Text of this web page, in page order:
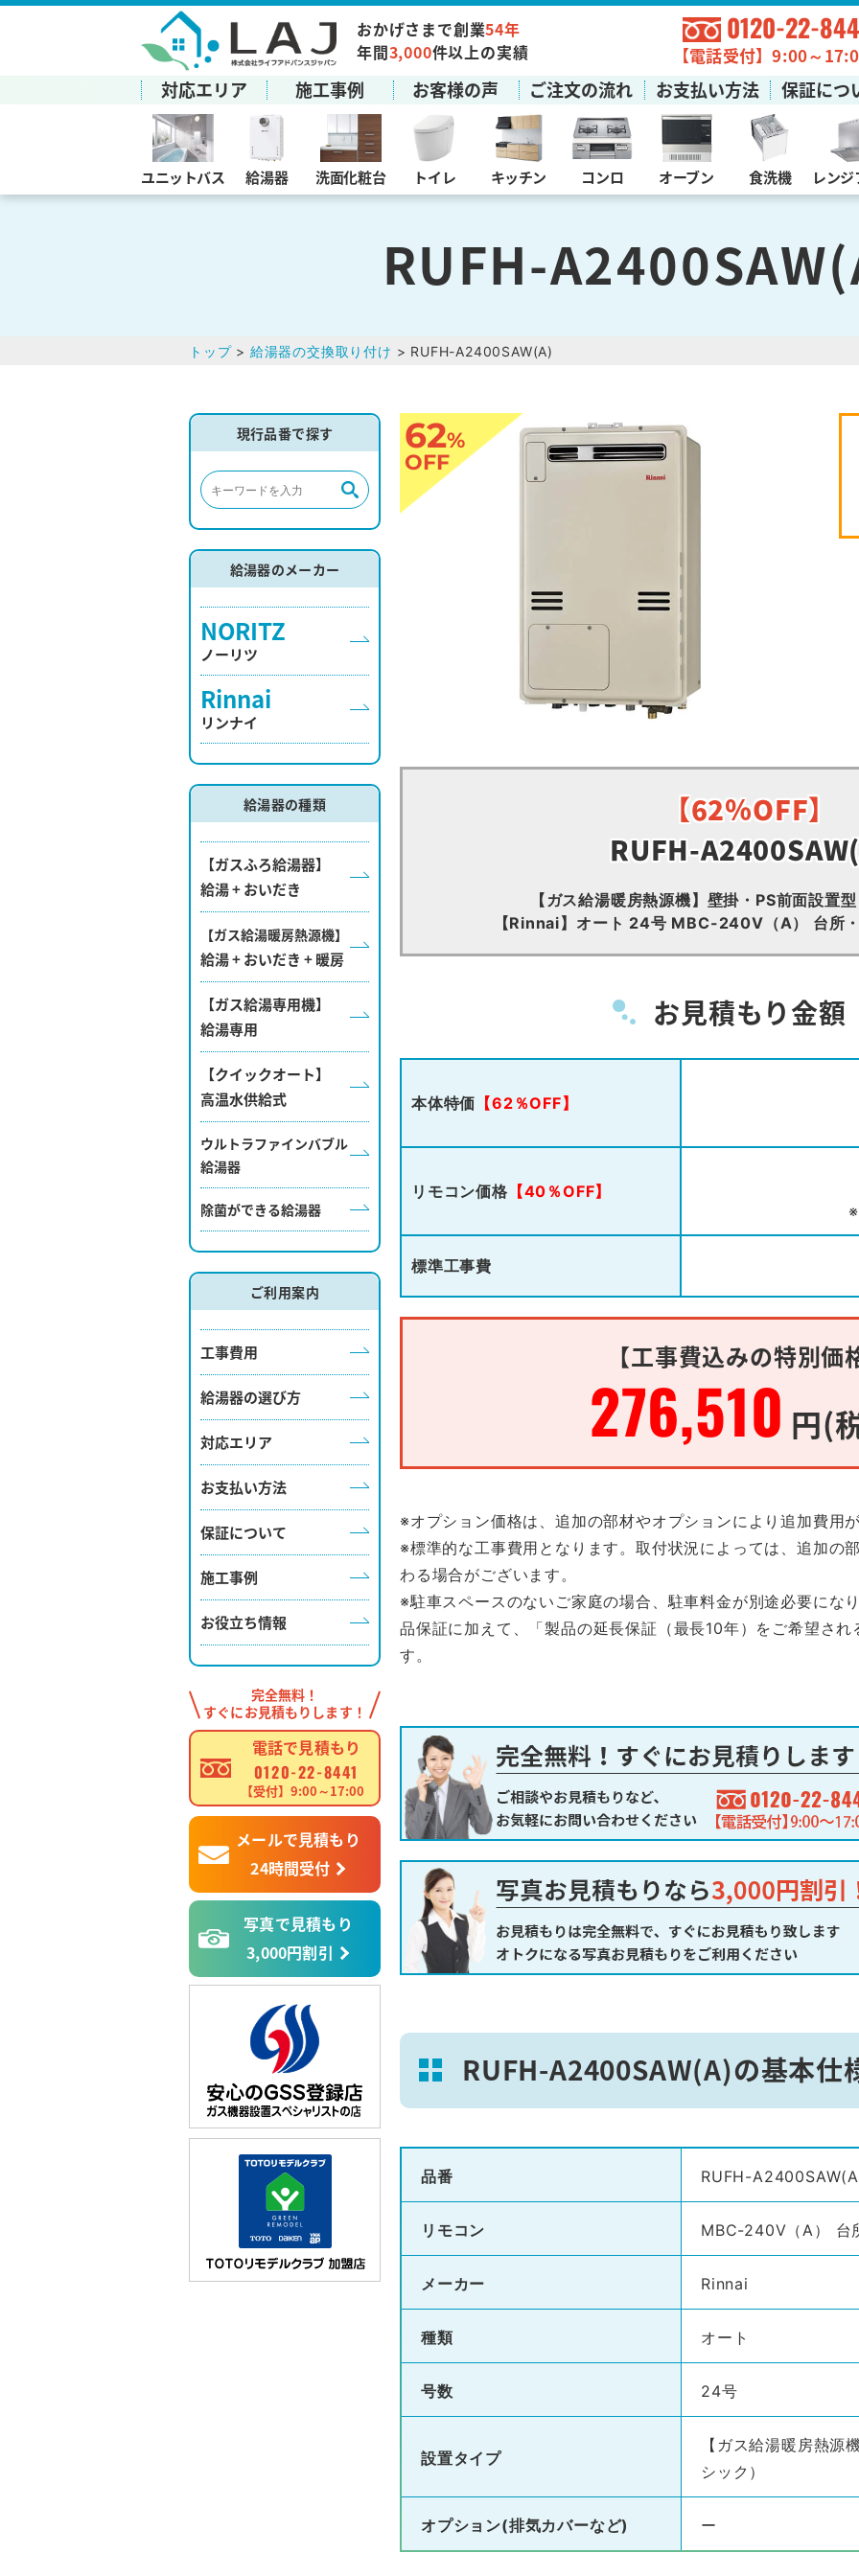
おかげさまで創業54年
年間3,000件以上の実績
0120-22-
【電話受付】9:00～
対応エリア 施工事例 お客様の声 ご注文の流れ お支払い方法 保証につ
ユニットバス 給湯器 洗面化粧台 トイレ キッチン コンロ オーブン 食洗機 レン
RUFH-
トップ> 給湯器の交換取り付け > RUFH-A2400SAW(A)
現行品番で探す
給湯器のメーカー
NORITZ
ノーリツ
Rinnai
リンナイ
給湯器の種類
【ガスふろ給湯器】
給湯 + おいだき
【ガス給湯暖房熱源機】
給湯 + おいだき + 暖房
【ガス給湯専用機】
給湯専用
【クイックオート】
高温水供給式
ウルトラファインバブル
給湯器
除菌ができる給湯器
ご利用案内
工事費用
給湯器の選び方
対応エリア
お支払い方法
保証について
施工事例
お役立ち情報
完全無料！
すぐにお見積もりします！
電話で見積もり
0120-22-8441
【受付】9:00～17:00
メールで見積もり
24時間受付
写真で見積もり
3,000円割引
62%
OFF
【62％OFF】
RUFH-
【ガス給湯暖房熱源機】壁掛・PS前面設置
【Rinnai】オート 24号 MBC-240V（A） 台所
お見積もり金額
本体特価 【62％OFF】
リモコン価格 【40％OFF】
標準工事費
【工事費込みの特別価
276,510 円(
※オプション価格は、追加の部材やオプションにより追加費用
※標準的な工事費用となります。取付状況によっては、追加の
わる場合がございます。
※駐車スペースのないご家庭の場合、駐車料金が別途必要にな
品保証に加えて、「製品の延長保証（最長10年）をご希望さ
す。
RUFH-A2400SAW(A)の基本仕
品番 RUFH-
リモコン MBC-240V（A） 台
メーカー Rinnai
種類 オート
号数 24号
設置タイプ
【ガス給湯暖房熱源
シック）
オプション(排気カバーなど) ー